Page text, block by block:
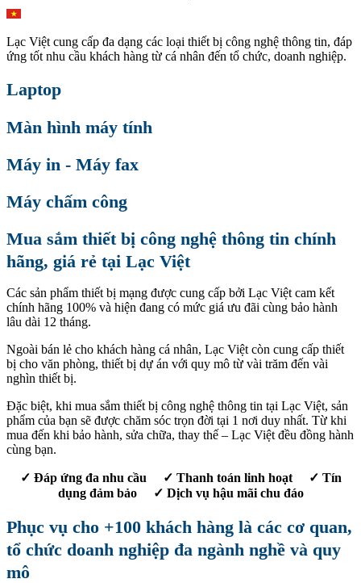
Lạc Việt cung cấp đa dạng các loại thiết bị công nghệ thông tin, đáp
ứng tốt nhu cầu khách hàng từ cá nhân đến tổ chức, doanh nghiệp.
Laptop
Màn hình máy tính
Máy in - Máy fax
Máy chấm công
Mua sắm thiết bị công nghệ thông tin chính
hãng, giá rẻ tại Lạc Việt
Các sản phẩm thiết bị mạng được cung cấp bởi Lạc Việt cam kết
chính hãng 100% và hiện đang có mức giá ưu đãi cùng bảo hành
lâu dài 12 tháng.
Ngoài bán lẻ cho khách hàng cá nhân, Lạc Việt còn cung cấp thiết
bị cho văn phòng, thiết bị dự án với quy mô từ vài trăm đến vài
nghìn thiết bị.
Đặc biệt, khi mua sắm thiết bị công nghệ thông tin tại Lạc Việt, sản
phẩm của bạn sẽ được chăm sóc trọn đời tại 1 nơi duy nhất. Từ khi
mua đến khi bảo hành, sửa chữa, thay thế – Lạc Việt đều đồng hành
cùng bạn.
✓ Đáp ứng đa nhu cầu ✓ Thanh toán linh hoạt ✓ Tín
dụng đảm bảo ✓ Dịch vụ hậu mãi chu đáo
Phục vụ cho +100 khách hàng là các cơ quan,
tổ chức doanh nghiệp đa ngành nghề và quy
mô